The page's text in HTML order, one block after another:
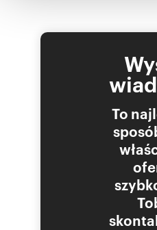
To